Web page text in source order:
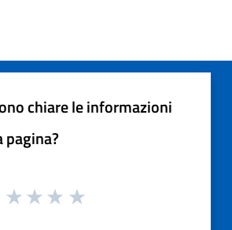
chiare le informazioni
pagina?